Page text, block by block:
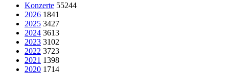
Konzerte 55244
2026 1841
2025 3427
2024 3613
2023 3102
2022 3723
2021 1398
2020 1714